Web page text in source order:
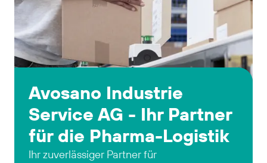
Avosano Industrie
Service AG - Ihr Partner
für die Pharma-Logistik
Ihr zuverlässiger Partner für